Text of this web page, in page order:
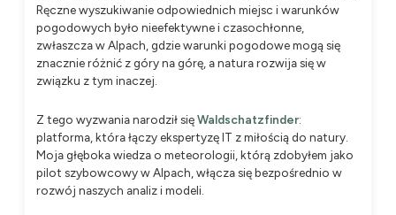
Ręczne wyszukiwanie odpowiednich miejsc i warunków
pogodowych było nieefektywne i czasochłonne,
zwłaszcza w Alpach, gdzie warunki pogodowe mogą się
znacznie różnić z góry na górę, a natura rozwija się w
związku z tym inaczej.
Z tego wyzwania narodził sięWaldschatzfinder:
platforma, która łączy ekspertyzę IT z miłością do natury.
Moja głęboka wiedza o meteorologii, którą zdobyłem jako
pilot szybowcowy w Alpach, włącza się bezpośrednio w
rozwój naszych analiz i modeli.